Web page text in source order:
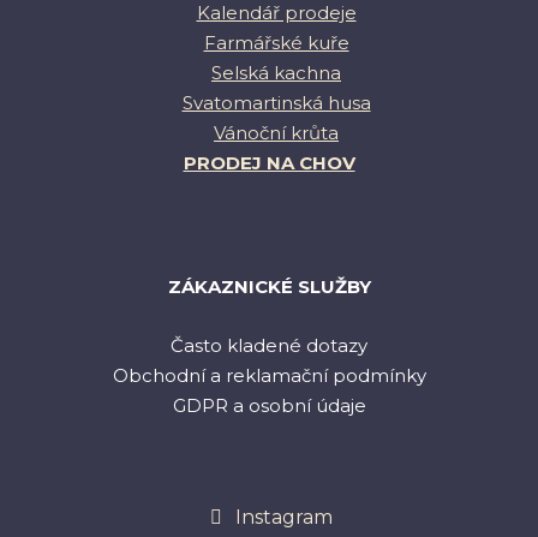
Kalendář prodeje
Farmářské kuře
Selská kachna
Svatomartinská husa
Vánoční krůta
PRODEJ NA CHOV
ZÁKAZNICKÉ SLUŽBY
Často kladené dotazy
Obchodní a reklamační podmínky
GDPR a osobní údaje
Instagram